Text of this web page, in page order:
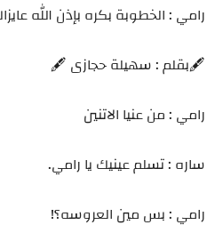
رامي : الخطوبة بكره بإذن الله
🖋️بقلم : سهيلة حجازى 🖋️
رامي : من عنيا الاتنين
ساره : تسلم عينيك يا رامي.
رامي : بس مين العروسه؟!